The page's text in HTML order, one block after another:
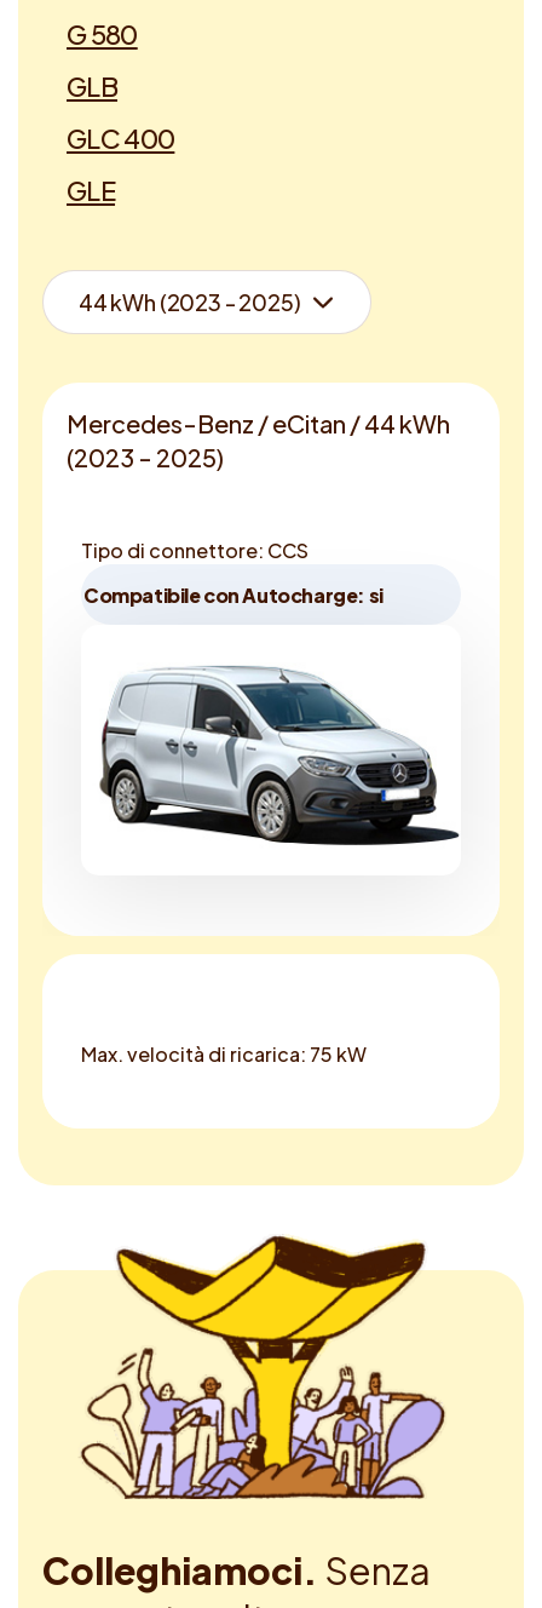
G 580
GLB
GLC 400
GLE
Mercedes-Benz / eCitan / 44 kWh
(2023 - 2025)
Tipo di connettore: CCS
Compatibile con Autocharge: si
Max. velocità di ricarica: 75 kW
Colleghiamoci. Senza